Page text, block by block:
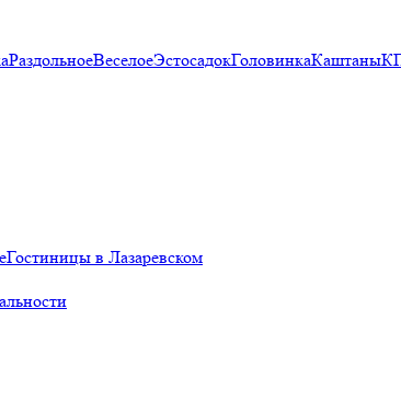
РаздольноеВеселоеЭстосадокГоловинкаКаштаны
Гостиницы в Лазаревском